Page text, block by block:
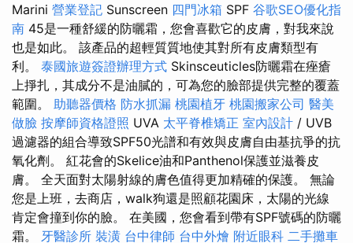
Marini 營業登記 Sunscreen 四門冰箱 SPF 谷歌SEO優化指
南 45是一種舒緩的防曬霜，您會喜歡它的皮膚，對我來說
也是如此。 該產品的超輕質質地使其對所有皮膚類型有
利。 泰國旅遊簽證辦理方式 Skinsceuticles防曬霜在痤瘡
上掙扎，其成分不是油膩的，可為您的臉部提供完整的覆蓋
範圍。 助聽器價格 防水抓漏 桃園植牙 桃園搬家公司 醫美
做臉 按摩師資格證照 UVA 太平脊椎矯正 室內設計 / UVB
過濾器的組合導致SPF50光譜和有效與皮膚自由基抗爭的抗
氧化劑。 紅花會的Skelice油和Panthenol保護並滋養皮
膚。 全天面對太陽射線的膚色值得更加精確的保護。 無論
您是上班，去商店，walk狗還是照顧花園床，太陽的光線
肯定會撞到你的臉。 在美國，您會看到帶有SPF號碼的防曬
霜。 牙醫診所 裝潢 台中律師 台中外燴 附近眼科 二手攤車